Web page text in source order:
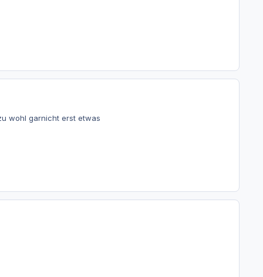
wohl garnicht erst etwas